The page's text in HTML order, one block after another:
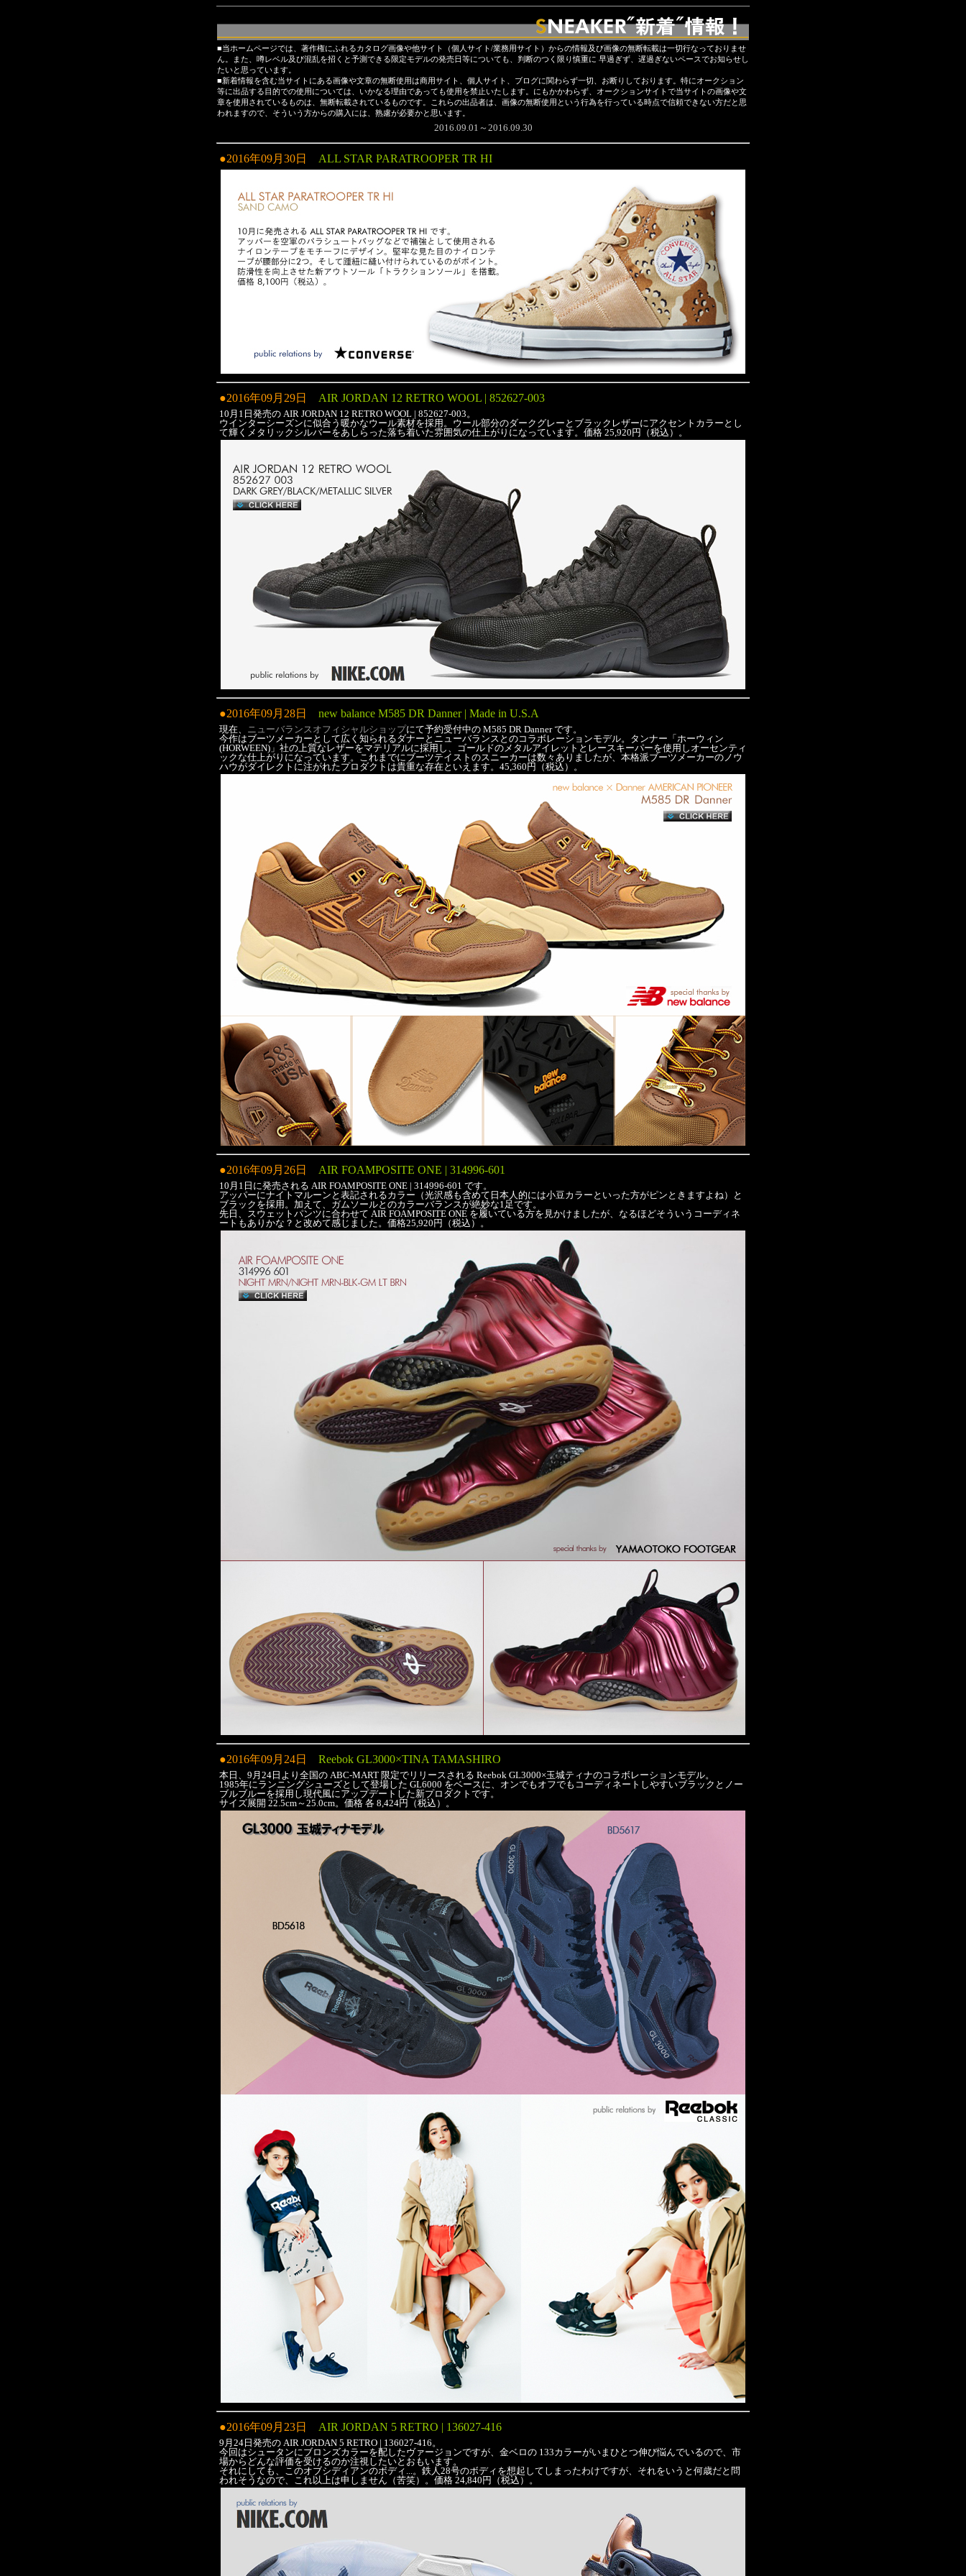
■当ホームページでは、著作権にふれるカタログ画像や他サイト（個人サイト/業務用サイト）からの情報及び画像の無断転載は一切行なっておりませ
ん。また、噂レベル及び混乱を招くと予測できる限定モデルの発売日等についても、判断のつく限り慎重に 早過ぎず、遅過ぎないペースでお知らせし
たいと思っています。
■新着情報を含む当サイトにある画像や文章の無断使用は商用サイト、個人サイト、ブログに関わらず一切、お断りしております。特にオークション
等に出品する目的での使用については、いかなる理由であっても使用を禁止いたします。にもかかわらず、オークションサイトで当サイトの画像や文
章を使用されているものは、無断転載されているものです。これらの出品者は、画像の無断使用という行為を行っている時点で信頼できない方だと思
われますので、そういう方からの購入には、熟慮が必要かと思います。
2016.09.01～2016.09.30
●2016年09月30日 ALL STAR PARATROOPER TR HI
●2016年09月29日 AIR JORDAN 12 RETRO WOOL | 852627-003
10月1日発売の AIR JORDAN 12 RETRO WOOL | 852627-003。
ウインターシーズンに似合う暖かなウール素材を採用。ウール部分のダークグレーとブラックレザーにアクセントカラーとし
て輝くメタリックシルバーをあしらった落ち着いた雰囲気の仕上がりになっています。価格 25,920円（税込）。
●2016年09月28日 new balance M585 DR Danner | Made in U.S.A
現在、 ニューバランスオフィシャルショップにて予約受付中の M585 DR Danner です。
今作はブーツメーカーとして広く知られるダナーとニューバランスとのコラボレーションモデル。タンナー「ホーウィン
(HORWEEN)」社の上質なレザーをマテリアルに採用し、ゴールドのメタルアイレットとレースキーパーを使用しオーセンティ
ックな仕上がりになっています。これまでにブーツテイストのスニーカーは数々ありましたが、本格派ブーツメーカーのノウ
ハウがダイレクトに注がれたプロダクトは貴重な存在といえます。45,360円（税込）。
●2016年09月26日 AIR FOAMPOSITE ONE | 314996-601
10月1日に発売される AIR FOAMPOSITE ONE | 314996-601 です。
アッパーにナイトマルーンと表記されるカラー（光沢感も含めて日本人的には小豆カラーといった方がピンときますよね）と
ブラックを採用。加えて、ガムソールとのカラーバランスが絶妙な1足です。
先日、スウェットパンツに合わせて AIR FOAMPOSITE ONE を履いている方を見かけましたが、なるほどそういうコーディネ
ートもありかな？と改めて感じました。価格25,920円（税込）。
●2016年09月24日 Reebok GL3000×TINA TAMASHIRO
本日、9月24日より全国の ABC-MART 限定でリリースされる Reebok GL3000×玉城ティナのコラボレーションモデル。
1985年にランニングシューズとして登場した GL6000 をベースに、オンでもオフでもコーディネートしやすいブラックとノー
ブルブルーを採用し現代風にアップデートした新プロダクトです。
サイズ展開 22.5cm～25.0cm。価格 各 8,424円（税込）。
●2016年09月23日 AIR JORDAN 5 RETRO | 136027-416
9月24日発売の AIR JORDAN 5 RETRO | 136027-416。
今回はシュータンにブロンズカラーを配したヴァージョンですが、金ベロの 133カラーがいまひとつ伸び悩んでいるので、市
場からどんな評価を受けるのか注視したいとおもいます。
それにしても、このオブシディアンのボディ...。鉄人28号のボディを想起してしまったわけですが、それをいうと何歳だと問
われそうなので、これ以上は申しません（苦笑）。価格 24,840円（税込）。